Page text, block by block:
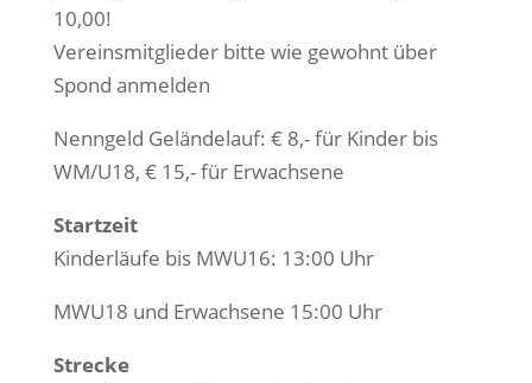
10,00!
Vereinsmitglieder bitte wie gewohnt über
Spond anmelden
Nenngeld Geländelauf: € 8,- für Kinder bis
WM/U18, € 15,- für Erwachsene
Startzeit
Kinderläufe bis MWU16: 13:00 Uhr
MWU18 und Erwachsene 15:00 Uhr
Strecke